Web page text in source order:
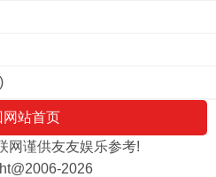
网站首页
网谨供友友娱乐参考!
2026